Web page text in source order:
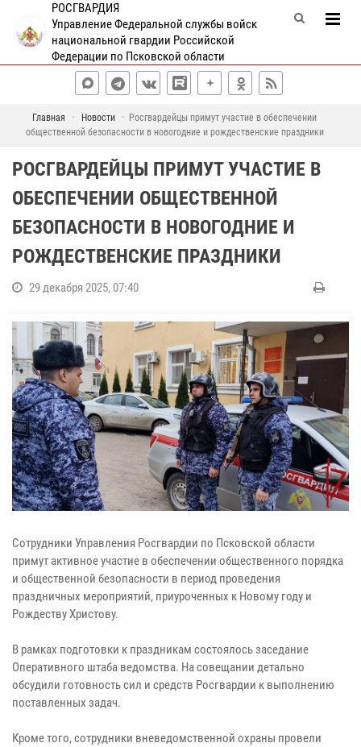
РОСГВАРДИЯ
Управление Федеральной службы войск
национальной гвардии Российской
Федерации по Псковской области
Главная Новости
Росгвардейцы примут участие в обеспечении
общественной безопасности в новогодние и рождественские праздники
РОСГВАРДЕЙЦЫ ПРИМУТ УЧАСТИЕ В
ОБЕСПЕЧЕНИИ ОБЩЕСТВЕННОЙ
БЕЗОПАСНОСТИ В НОВОГОДНИЕ И
РОЖДЕСТВЕНСКИЕ ПРАЗДНИКИ
29 декабря 2025, 07:40
Сотрудники Управления Росгвардии по Псковской области
примут активное участие в обеспечении общественного порядка
и общественной безопасности в период проведения
праздничных мероприятий, приуроченных к Новому году и
Рождеству Христову.
В рамках подготовки к праздникам состоялось заседание
Оперативного штаба ведомства. На совещании детально
обсудили готовность сил и средств Росгвардии к выполнению
поставленных задач.
Кроме того, сотрудники вневедомственной охраны провели